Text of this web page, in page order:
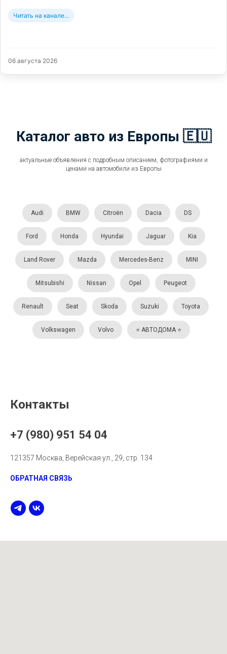
Читать на канале...
06 августа 2026
Каталог авто из Европы 🇪🇺
актуальные объявления с подробным описанием, фотографиями и
ценами на автомобили из Европы
Audi BMW Citroën Dacia DS
Ford Honda Hyundai Jaguar Kia
Land Rover Mazda Mercedes-Benz MINI
Mitsubishi Nissan Opel Peugeot
Renault Seat Skoda Suzuki Toyota
Volkswagen Volvo ⭐️ АВТОДОМА ⭐️
Контакты
+7 (980) 951 54 04
121357 Москва, Верейская ул., 29, стр. 134
ОБРАТНАЯ СВЯЗЬ